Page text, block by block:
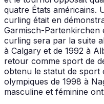
quatre États américains.
curling était en
Garmisch-Partenkirchen
curling sera par la suite
à Calgary et de 1992 à
retour comme sport de
obtenu le statut de sport
olympiques de 1998 à
masculine et féminine